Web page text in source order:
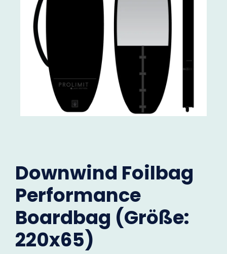
Downwind Foilbag
Performance
Boardbag (Größe:
220x65)